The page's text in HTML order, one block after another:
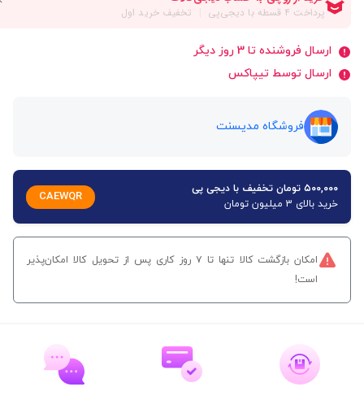
ارسال فروشنده تا 3 روز دیگر
ارسال توسط تیپاکس
فروشگاه مدیسنت
۵۰۰,۰۰۰ تومان تخفیف با دیجی پی
خرید بالای 3 میلیون تومان
CAEWQR
امکان بازگشت کالا تنها تا ۷ روز کاری پس از تحویل کالا امکان‌پذیر
است!